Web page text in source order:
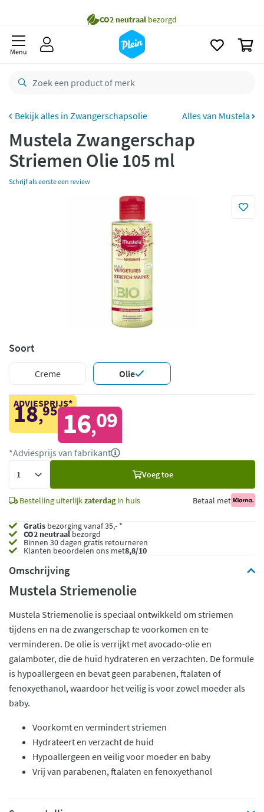
Bestelling uiterlijkzaterdag
Gratisretourneren
Betaal met Klarna
Menu
Zwangerschapsolie Alles van Mustela
Mustela Zwangerschap
Striemen Olie 105 ml
Schrijf als eerste een review
Soort
Creme Olie
ADVIESPRIJS*
18,95 16,09
*Adviesprijs van fabrikant
Voeg toe
Bestelling uiterlijkzaterdagin huis Betaal met
Gratis bezorging vanaf 35,- *
CO2 neutraalbezorgd
Binnen 30 dagen gratis retourneren
Klanten beoordelen ons met8,8/10
Omschrijving
Mustela Striemenolie
Mustela Striemenolie is speciaal ontwikkeld om striemen
tijdens en na de zwangerschap te voorkomen en te
verminderen. De olie is verrijkt met avocado-olie en
galamboter, die de huid hydrateren en verzachten. De formule
is hypoallergeen en bevat geen parabenen, ftalaten of
fenoxyethanol, waardoor het veilig is voor zowel moeder als
baby.
Voorkomt en vermindert striemen
Hydrateert en verzacht de huid
Hypoallergeen en veilig voor moeder en baby
Vrij van parabenen, ftalaten en fenoxyethanol